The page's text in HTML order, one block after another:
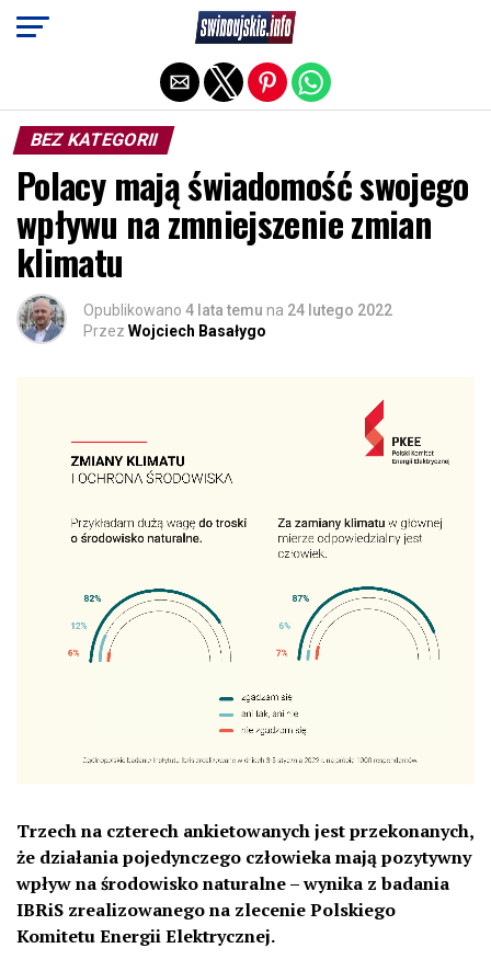
BEZ KATEGORII
Polacy mają świadomość swojego
wpływu na zmniejszenie zmian
klimatu
Opublikowano 4 lata temu na 24 lutego 2022
Przez Wojciech Basałygo
Trzech na czterech ankietowanych jest przekonanych,
że działania pojedynczego człowieka mają pozytywny
wpływ na środowisko naturalne – wynika z badania
IBRiS zrealizowanego na zlecenie Polskiego
Komitetu Energii Elektrycznej.
Exit mobile version